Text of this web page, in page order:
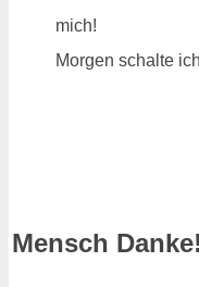
mich!
Morgen schalte
Mensch Danke!